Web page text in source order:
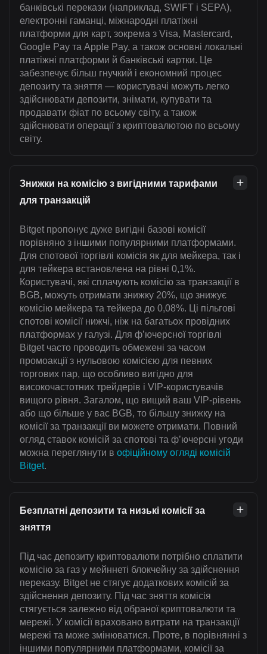
банківські перекази (наприклад, SWIFT і SEPA),
електронні гаманці, міжнародні платіжні
платформи для карт, зокрема з Visa, Mastercard,
Google Pay та Apple Pay, а також основні локальні
платіжні платформи й банківські картки. Це
забезпечує більш гнучкий і економний процес
депозиту та зняття — користувачі можуть легко
здійснювати депозити, знімати, купувати та
продавати фіат по всьому світу, а також
здійснювати операції з криптовалютою по всьому
світу.
Знижки на комісію з вигідними тарифами
для транзакцій
Bitget пропонує дуже вигідні базові комісії
порівняно з іншими популярними платформами.
Для спотової торгівлі комісія як для мейкера, так і
для тейкера встановлена на рівні 0,1%.
Користувачі, які сплачують комісію за транзакції в
BGB, можуть отримати знижку 20%, що знижує
комісію мейкера та тейкера до 0,08%. Ці пільгові
спотові комісії нижчі, ніж на багатьох провідних
платформах у галузі. Для ф’ючерсної торгівлі
Bitget часто проводить обмежені за часом
промоакції з нульовою комісією для певних
торгових пар, що особливо вигідно для
високочастотних трейдерів і VIP-користувачів
вищого рівня. Загалом, що вищий ваш VIP-рівень
або що більше у вас BGB, то більшу знижку на
комісії за транзакції ви можете отримати. Повний
огляд ставок комісій за спотові та ф’ючерсні угоди
можна переглянути в офіційному огляді комісій
Bitget.
Безплатні депозити та низькі комісії за
зняття
Під час депозиту криптовалюти потрібно сплатити
комісію за газ у мейннеті блокчейну за здійснення
переказу. Bitget не стягує додаткових комісій за
здійснення депозиту. Під час зняття комісія
стягується залежно від обраної криптовалюти та
мережі. У комісії враховано витрати на транзакції
мережі та може змінюватися. Проте, в порівнянні з
іншими популярними платформами, комісії за